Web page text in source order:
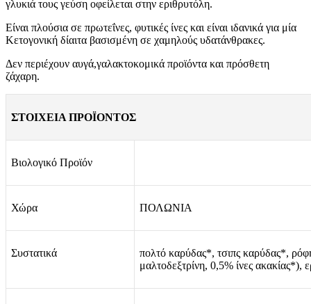
γλυκιά τους γεύση οφείλεται στην εριθρυτόλη.
Είναι πλούσια σε πρωτεΐνες, φυτικές ίνες και είναι ιδανικά για μία
Κετογονική δίαιτα βασισμένη σε χαμηλούς υδατάνθρακες.
Δεν περιέχουν αυγά,γαλακτοκομικά προϊόντα και πρόσθετη
ζάχαρη.
ΣΤΟΙΧΕΙΑ ΠΡΟΪΟΝΤΟΣ
Βιολογικό Προϊόν
Χώρα ΠΟΛΩΝΙΑ
Συστατικά
πολτό καρύδας*, τσιπς καρύδας*,
μαλτοδεξτρίνη, 0,5% ίνες ακακίας*),